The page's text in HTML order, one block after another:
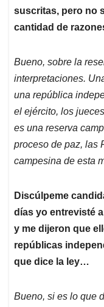
suscritas, pero no
cantidad de
Bueno, sobre la
interpretaciones.
una república
el ejército, los
es una reserva
proceso de paz, las
campesina de esta
Discúlpeme
días yo entrevisté
y me dijeron que
repúblicas
que dice la ley…
Bueno, si es lo que